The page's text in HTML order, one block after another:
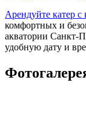
Арендуйте катер с
комфортных и
акватории Санкт-
удобную дату и